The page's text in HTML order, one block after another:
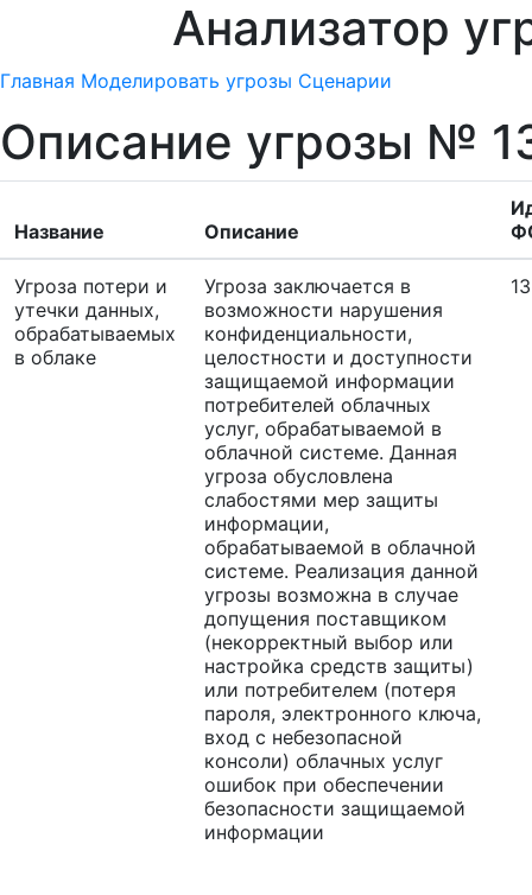
Анализатор
Главная Моделировать угрозы Сценарии
Описание угрозы №
Название Описание
Угроза потери и
утечки данных,
обрабатываемых
в облаке
Угроза заключается в
возможности нарушения
конфиденциальности,
целостности и доступности
защищаемой информации
потребителей облачных
услуг, обрабатываемой в
облачной системе. Данная
угроза обусловлена
слабостями мер защиты
информации,
обрабатываемой в облачной
системе. Реализация данной
угрозы возможна в случае
допущения поставщиком
(некорректный выбор или
настройка средств защиты)
или потребителем (потеря
пароля, электронного ключа,
вход с небезопасной
консоли) облачных услуг
ошибок при обеспечении
безопасности защищаемой
информации